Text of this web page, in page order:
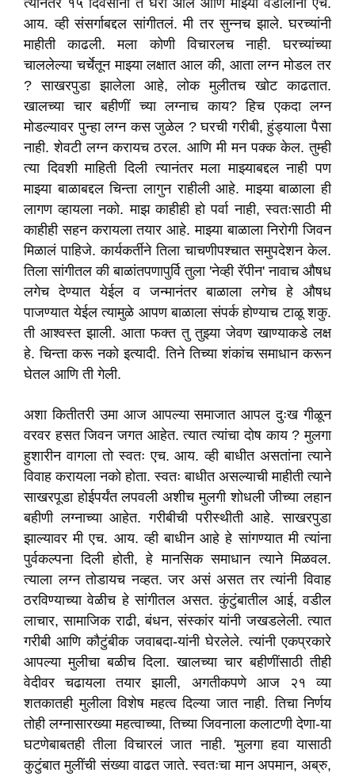
त्यानंतर १५ दिवसांनी ते घरी आले आणि माझ्या वडीलांना एच.
आय. व्ही संसर्गाबद्दल सांगीतलं. मी तर सुन्नच झाले. घरच्यांनी
माहीती काढली. मला कोणी विचारलच नाही. घरच्यांच्या
चाललेल्या चर्चेतून माझ्या लक्षात आल की, आता लग्न मोडल तर
? साखरपुडा झालेला आहे, लोक मुलीतच खोट काढतात.
खालच्या चार बहीणीं च्या लग्नाच काय? हिच एकदा लग्न
मोडल्यावर पुन्हा लग्न कस जुळेल ? घरची गरीबी, हुंड्याला पैसा
नाही. शेवटी लग्न करायच ठरल. आणि मी मन पक्क केल. तुम्ही
त्या दिवशी माहिती दिली त्यानंतर मला माझ्याबद्दल नाही पण
माझ्या बाळाबद्दल चिन्ता लागुन राहीली आहे. माझ्या बाळाला ही
लागण व्हायला नको. माझ काहीही हो पर्वा नाही, स्वतःसाठी मी
काहीही सहन करायला तयार आहे. माझ्या बाळाला निरोगी जिवन
मिळालं पाहिजे. कार्यकर्तीने तिला चाचणीपश्चात समुपदेशन केल.
तिला सांगीतल की बाळांतपणापुर्वि तुला 'नेव्ही रॅपीन' नावाच औषध
लगेच देण्यात येईल व जन्मानंतर बाळाला लगेच हे औषध
पाजण्यात येईल त्यामुळे आपण बाळाला संपर्क होण्याच टाळू शकु.
ती आश्वस्त झाली. आता फक्त तु तुझ्या जेवण खाण्याकडे लक्ष
हे. चिन्ता करू नको इत्यादी. तिने तिच्या शंकांच समाधान करून
घेतल आणि ती गेली.
अशा कितीतरी उमा आज आपल्या समाजात आपल दुःख गीळून
वरवर हसत जिवन जगत आहेत. त्यात त्यांचा दोष काय ? मुलगा
हुशारीन वागला तो स्वतः एच. आय. व्ही बाधीत असतांना त्याने
विवाह करायला नको होता. स्वतः बाधीत असल्याची माहीती त्याने
साखरपूडा होईपर्यंत लपवली अशीच मुलगी शोधली जीच्या लहान
बहीणी लग्नाच्या आहेत. गरीबीची परीस्थीती आहे. साखरपुडा
झाल्यावर मी एच. आय. व्ही बाधीन आहे हे सांगण्यात मी त्यांना
पुर्वकल्पना दिली होती, हे मानसिक समाधान त्याने मिळवल.
त्याला लग्न तोडायच नव्हत. जर असं असत तर त्यांनी विवाह
ठरविण्याच्या वेळीच हे सांगीतल असत. कुंटुंबातील आई, वडील
लाचार, सामाजिक राढी, बंधन, संस्कांर यांनी जखडलेली. त्यात
गरीबी आणि कौटुंबीक जवाबदा-यांनी घेरलेले. त्यांनी एकप्रकारे
आपल्या मुलीचा बळीच दिला. खालच्या चार बहीणींसाठी तीही
वेदीवर चढायला तयार झाली, अगतीकपणे आज २१ व्या
शतकातही मुलीला विशेष महत्व दिल्या जात नाही. तिचा निर्णय
तोही लग्नासारख्या महत्वाच्या, तिच्या जिवनाला कलाटणी देणा-या
घटणेबाबतही तीला विचारलं जात नाही. 'मुलगा हवा यासाठी
कुटुंबात मुलींची संख्या वाढत जाते. स्वतःचा मान अपमान, अब्रु,